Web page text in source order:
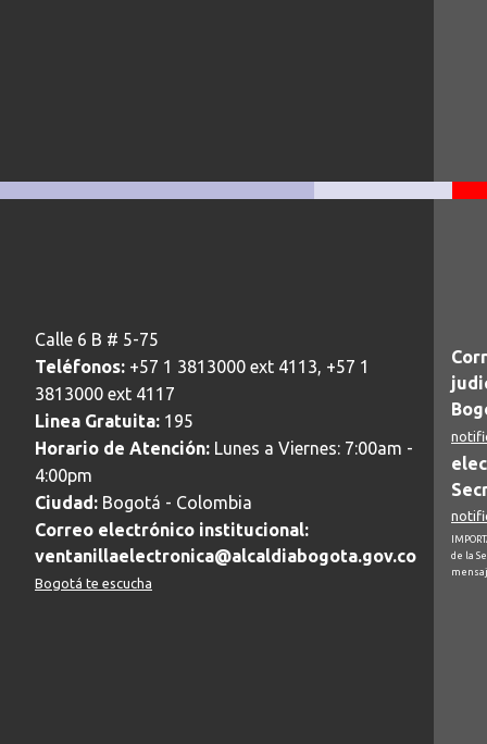
Calle 6 B # 5-75
Teléfonos: +57 1 3813000 ext 4113, +57 1
3813000 ext 4117
Linea Gratuita: 195
Horario de Atención: Lunes a Viernes: 7:00am -
4:00pm
Ciudad: Bogotá - Colombia
Correo electrónico institucional:
ventanillaelectronica@alcaldiabogota.gov.co
Bogotá te escucha
de la